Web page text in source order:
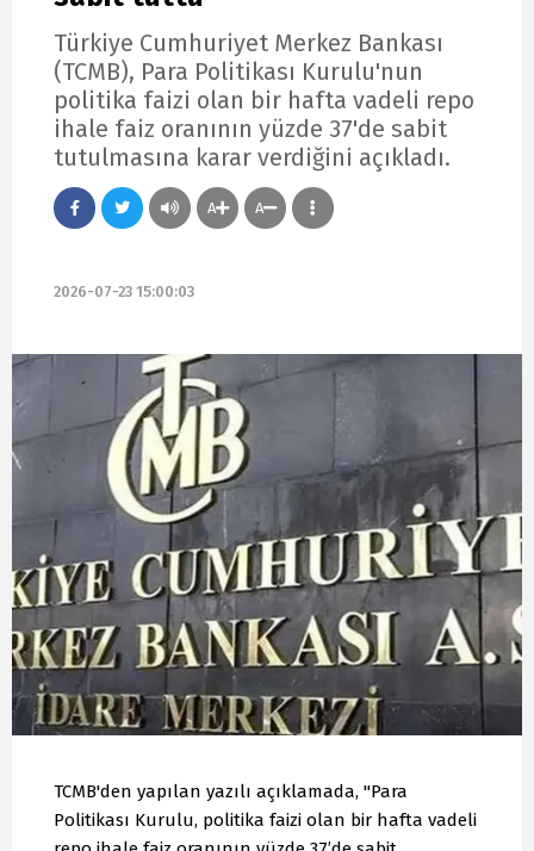
Türkiye Cumhuriyet Merkez Bankası
(TCMB), Para Politikası Kurulu'nun
politika faizi olan bir hafta vadeli repo
ihale faiz oranının yüzde 37'de sabit
tutulmasına karar verdiğini açıkladı.
A A
2026-07-23 15:00:03
TCMB'den yapılan yazılı açıklamada, "Para
Politikası Kurulu, politika faizi olan bir hafta vadeli